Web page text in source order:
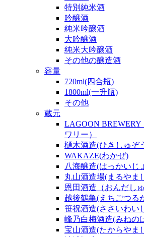
特別純米酒
吟醸酒
純米吟醸酒
大吟醸酒
純米大吟醸酒
その他の醸造酒
容量
720ml(四合瓶)
1800ml(一升瓶)
その他
蔵元
LAGOON BREWERY
ワリー）
樋木酒造(ひきしゅぞ
WAKAZE(わかぜ)
八海醸造(はっかいじ
丸山酒造場(まるやま
恩田酒造（おんだしゅ
越後鶴亀(えちごつる
笹祝酒造(ささいわい
峰乃白梅酒造(みねの
宝山酒造(たからやま